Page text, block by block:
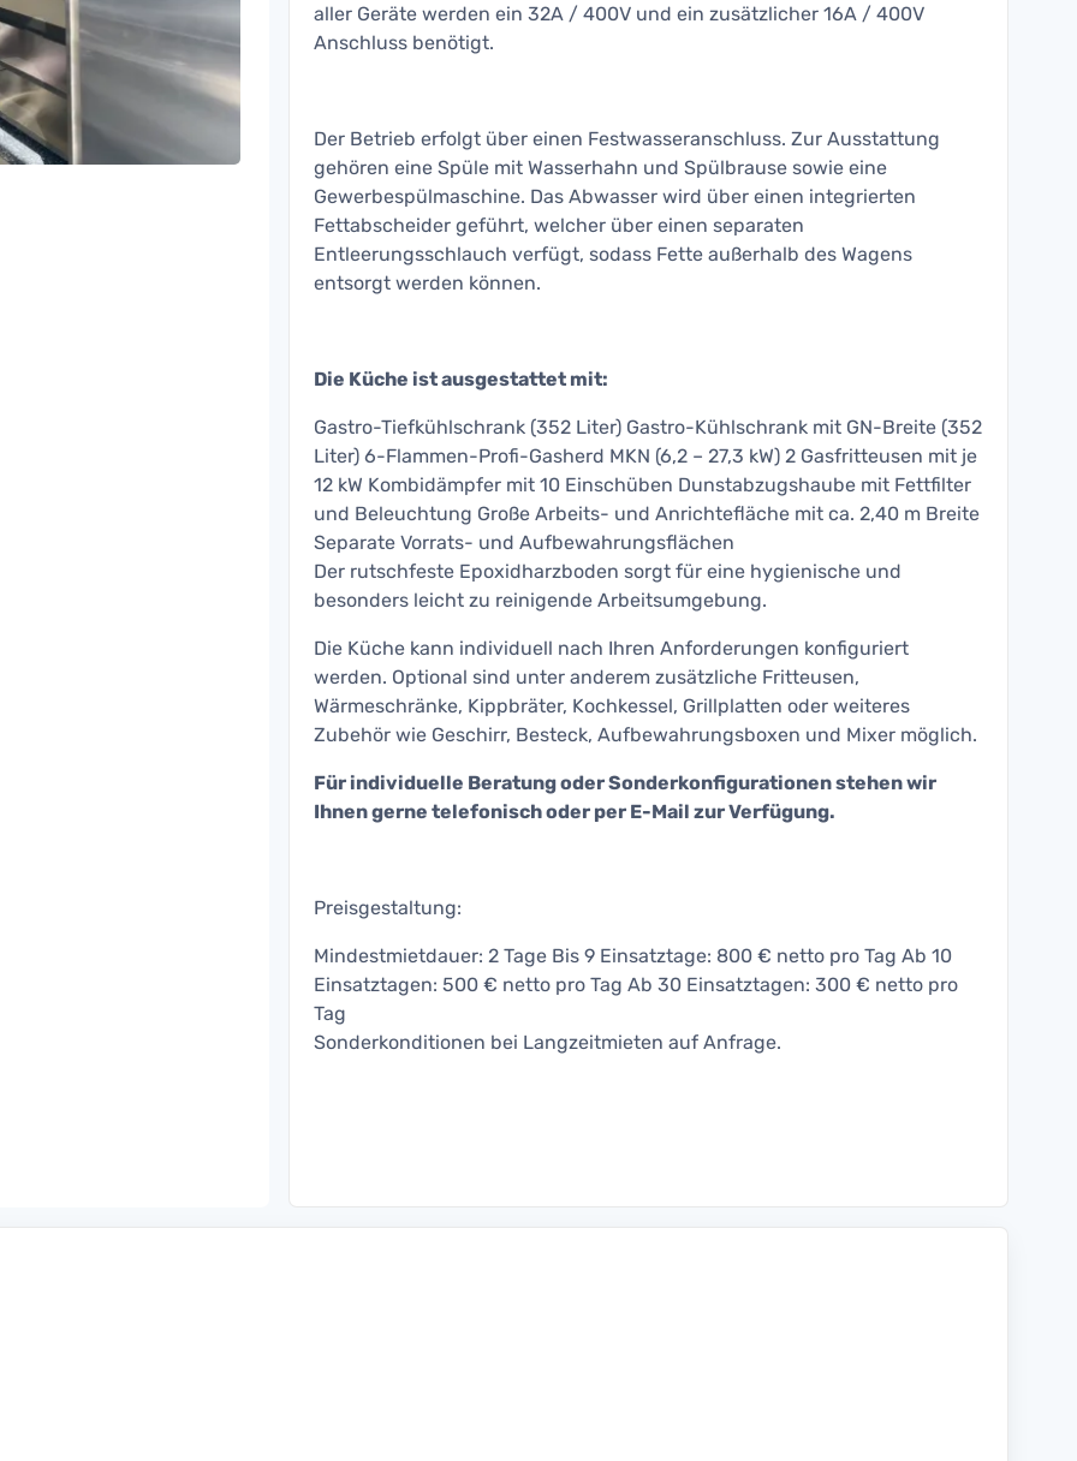
aller Geräte werden ein 32A / 400V und ein zusätzlicher 16A / 400V
Anschluss benötigt.
Der Betrieb erfolgt über einen Festwasseranschluss. Zur Ausstattung
gehören eine Spüle mit Wasserhahn und Spülbrause sowie eine
Gewerbespülmaschine. Das Abwasser wird über einen integrierten
Fettabscheider geführt, welcher über einen separaten
Entleerungsschlauch verfügt, sodass Fette außerhalb des Wagens
entsorgt werden können.
Die Küche ist ausgestattet mit:
Gastro-Tiefkühlschrank (352 Liter) Gastro-Kühlschrank mit GN-Breite (352
Liter) 6-Flammen-Profi-Gasherd MKN (6,2 – 27,3 kW) 2 Gasfritteusen mit je
12 kW Kombidämpfer mit 10 Einschüben Dunstabzugshaube mit Fettfilter
und Beleuchtung Große Arbeits- und Anrichtefläche mit ca. 2,40 m Breite
Separate Vorrats- und Aufbewahrungsflächen
Der rutschfeste Epoxidharzboden sorgt für eine hygienische und
besonders leicht zu reinigende Arbeitsumgebung.
Die Küche kann individuell nach Ihren Anforderungen konfiguriert
werden. Optional sind unter anderem zusätzliche Fritteusen,
Wärmeschränke, Kippbräter, Kochkessel, Grillplatten oder weiteres
Zubehör wie Geschirr, Besteck, Aufbewahrungsboxen und Mixer möglich.
Für individuelle Beratung oder Sonderkonfigurationen stehen wir
Ihnen gerne telefonisch oder per E-Mail zur Verfügung.
Preisgestaltung:
Mindestmietdauer: 2 Tage Bis 9 Einsatztage: 800 € netto pro Tag Ab 10
Einsatztagen: 500 € netto pro Tag Ab 30 Einsatztagen: 300 € netto pro
Tag
Sonderkonditionen bei Langzeitmieten auf Anfrage.